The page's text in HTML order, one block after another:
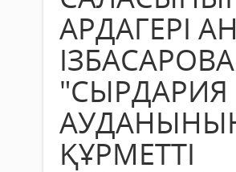
АРДАГЕРІ
ІЗБАСАРОВА
"СЫРДАРИЯ
ҚҰРМЕТТІ